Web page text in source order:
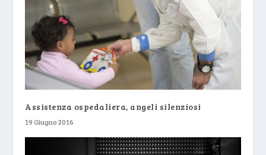
Assistenza ospedaliera, angeli silenziosi
19 Giugno 2016